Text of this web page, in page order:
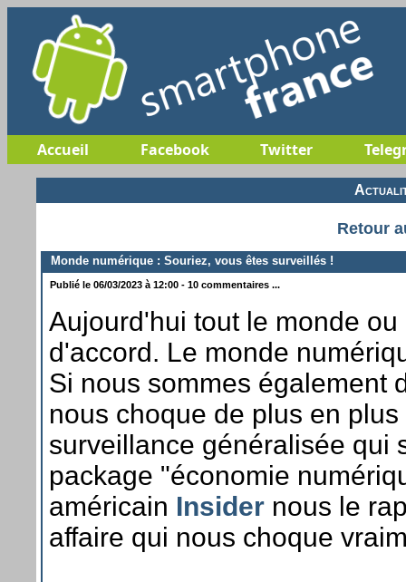
Accueil Facebook Twitter
Retour
Monde numérique : Souriez, vous êtes surveillés !
Publié le 06/03/2023 à 12:00 - 10 commentaires ...
Aujourd'hui tout le monde
d'accord. Le monde
Si nous sommes également
nous choque de plus en
surveillance généralisée qui
package "économie
américain Insider nous le
affaire qui nous choque